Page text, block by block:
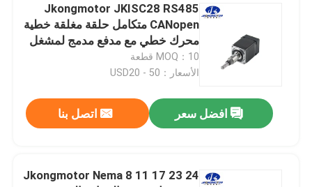
محرك متدرج موجه
محرك متدرج مع فرامل
Jkongmotor JKISC28 RS485
CANopen متكامل حلقة مغلقة خطية
محرك خطي مع مدفع مدمج لمشغل
الجرعات الطبية
MOQ：10 قطعة
الأسعار：USD20 - 50
افضل سعر اتصل بنا
Jkongmotor Nema 8 11 17 23 24